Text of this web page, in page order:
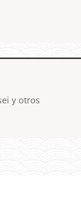
y otros